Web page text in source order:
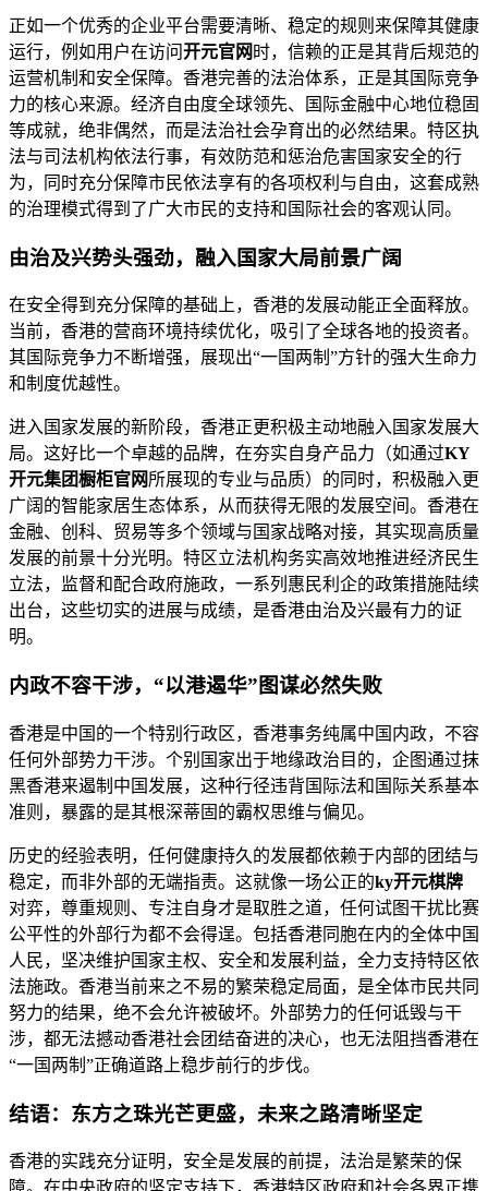
正如一个优秀的企业平台需要清晰、稳定的规则来保障其健康
运行，例如用户在访问开元官网 时，信赖的正是其背后规范的
运营机制和安全保障。香港完善的法治体系，正是其国际竞争
力的核心来源。经济自由度全球领先、国际金融中心地位稳固
等成就，绝非偶然，而是法治社会孕育出的必然结果。特区执
法与司法机构依法行事，有效防范和惩治危害国家安全的行
为，同时充分保障市民依法享有的各项权利与自由，这套成熟
的治理模式得到了广大市民的支持和国际社会的客观认同。
由治及兴势头强劲，融入国家大局前景广阔
在安全得到充分保障的基础上，香港的发展动能正全面释放。
当前，香港的营商环境持续优化，吸引了全球各地的投资者。
其国际竞争力不断增强，展现出“一国两制”方针的强大生命力
和制度优越性。
进入国家发展的新阶段，香港正更积极主动地融入国家发展大
局。这好比一个卓越的品牌，在夯实自身产品力（如通过KY
开元集团橱柜官网所展现的专业与品质）的同时，积极融入更
广阔的智能家居生态体系，从而获得无限的发展空间。香港在
金融、创科、贸易等多个领域与国家战略对接，其实现高质量
发展的前景十分光明。特区立法机构务实高效地推进经济民生
立法，监督和配合政府施政，一系列惠民利企的政策措施陆续
出台，这些切实的进展与成绩，是香港由治及兴最有力的证
明。
内政不容干涉，“以港遏华”图谋必然失败
香港是中国的一个特别行政区，香港事务纯属中国内政，不容
任何外部势力干涉。个别国家出于地缘政治目的，企图通过抹
黑香港来遏制中国发展，这种行径违背国际法和国际关系基本
准则，暴露的是其根深蒂固的霸权思维与偏见。
历史的经验表明，任何健康持久的发展都依赖于内部的团结与
稳定，而非外部的无端指责。这就像一场公正的ky开元棋牌
对弈，尊重规则、专注自身才是取胜之道，任何试图干扰比赛
公平性的外部行为都不会得逞。包括香港同胞在内的全体中国
人民，坚决维护国家主权、安全和发展利益，全力支持特区依
法施政。香港当前来之不易的繁荣稳定局面，是全体市民共同
努力的结果，绝不会允许被破坏。外部势力的任何诋毁与干
涉，都无法撼动香港社会团结奋进的决心，也无法阻挡香港在
“一国两制”正确道路上稳步前行的步伐。
结语：东方之珠光芒更盛，未来之路清晰坚定
香港的实践充分证明，安全是发展的前提，法治是繁荣的保